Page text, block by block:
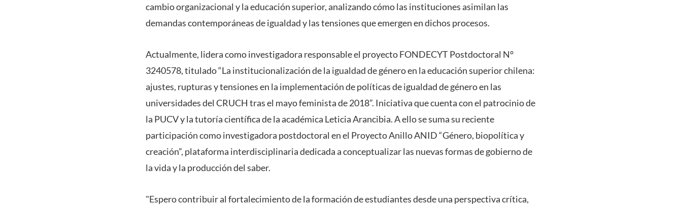
cambio organizacional y la educación superior, analizando cómo las instituciones asimilan las
demandas contemporáneas de igualdad y las tensiones que emergen en dichos procesos.
Actualmente, lidera como investigadora responsable el proyecto FONDECYT Postdoctoral N°
3240578, titulado “La institucionalización de la igualdad de género en la educación superior chilena:
ajustes, rupturas y tensiones en la implementación de políticas de igualdad de género en las
universidades del CRUCH tras el mayo feminista de 2018”. Iniciativa que cuenta con el patrocinio de
la PUCV y la tutoría científica de la académica Leticia Arancibia. A ello se suma su reciente
participación como investigadora postdoctoral en el Proyecto Anillo ANID “Género, biopolítica y
creación”, plataforma interdisciplinaria dedicada a conceptualizar las nuevas formas de gobierno de
la vida y la producción del saber.
"Espero contribuir al fortalecimiento de la formación de estudiantes desde una perspectiva crítica,